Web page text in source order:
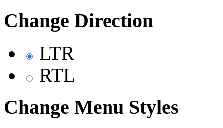
Change Direction
LTR
RTL
Change Menu Styles